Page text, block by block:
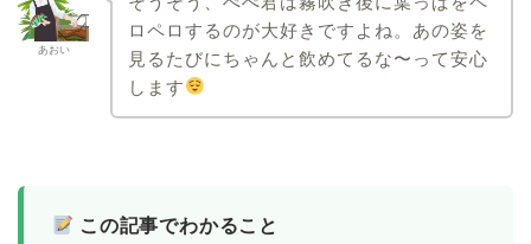
あおい
ロペロするのが大好きですよね。あの姿を
見るたびにちゃんと飲めてるな〜って安心
します
この記事でわかること